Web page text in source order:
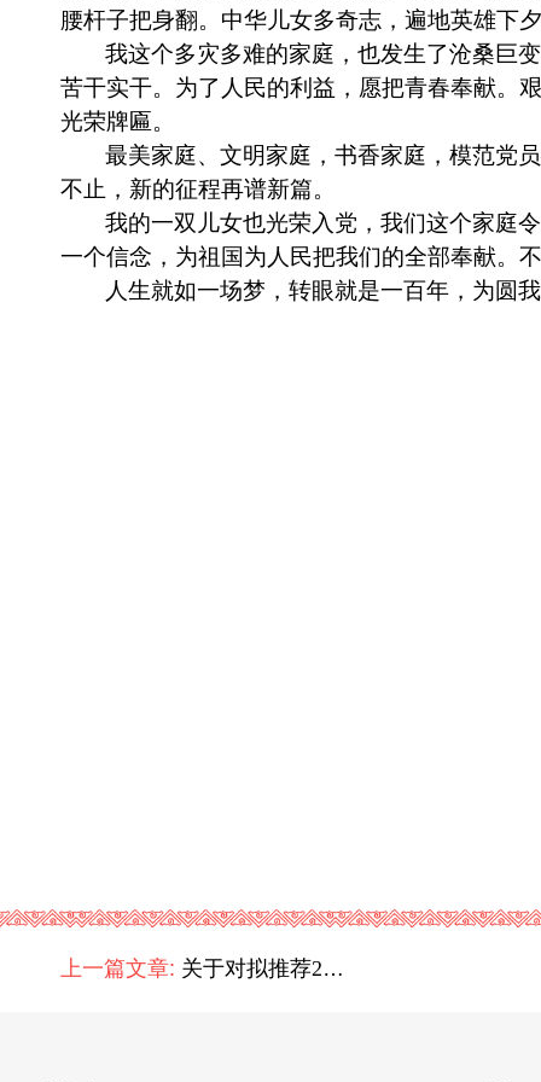
腰杆子把身翻。中华儿女多奇志，遍地英雄下
我这个多灾多难的家庭，也发生了沧桑巨
苦干实干。为了人民的利益，愿把青春奉献。
光荣牌匾。
最美家庭、文明家庭，书香家庭，模范党员
不止，新的征程再谱新篇。
我的一双儿女也光荣入党，我们这个家庭
一个信念，为祖国为人民把我们的全部奉献。
人生就如一场梦，转眼就是一百年，为圆
上一篇文章: 关于对拟推荐2026年全国最美家庭的公示